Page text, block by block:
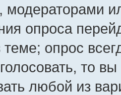
модераторами
опроса
опрос
то
любой из